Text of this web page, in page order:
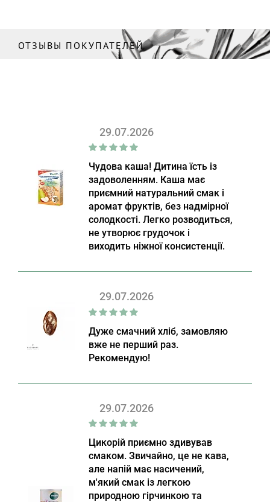
ОТЗЫВЫ ПОКУПАТЕЛЕЙ
29.07.2026
Чудова каша! Дитина їсть із
задоволенням. Каша має
приємний натуральний смак і
аромат фруктів, без надмірної
солодкості. Легко розводиться,
не утворює грудочок і
виходить ніжної консистенції.
29.07.2026
Дуже смачний хліб, замовляю
вже не перший раз.
Рекомендую!
29.07.2026
Цикорій приємно здивував
смаком. Звичайно, це не кава,
але напій має насичений,
м'який смак із легкою
природною гірчинкою та